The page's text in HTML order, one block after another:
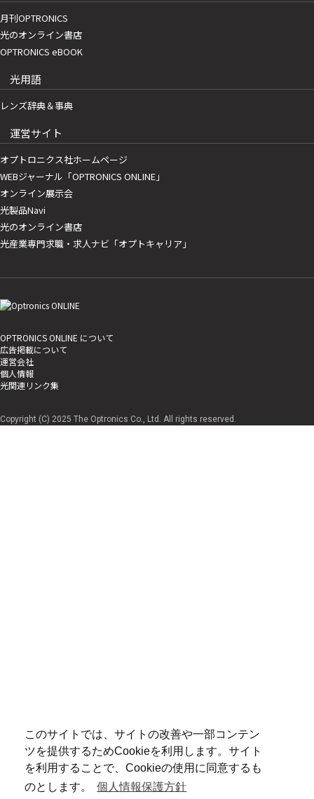
このサイトでは、サイトの改善や一部コンテン
ツを提供するためCookieを利用します。サイト
を利用することで、Cookieの使用に同意するも
のとします。
個人情報保護方針
月刊OPTRONICS
光のオンライン書店
OPTRONICS eBOOK
光用語
レンズ辞典＆事典
運営サイト
オプトロニクス社ホームページ
WEBジャーナル「OPTRONICS ONLINE」
オンライン展示会
光製品Navi
光のオンライン書店
光産業専門求職・求人ナビ「オプトキャリア」
OPTRONICS ONLINE について
広告掲載について
運営会社
個人情報
光関連リンク集
Copyright (C) 2025 The Optronics Co., Ltd. All rights reserved.